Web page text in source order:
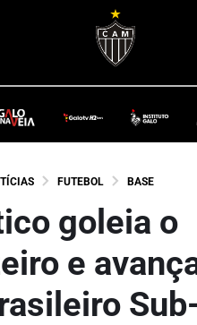
FUTEBOL BASE
goleia o
e